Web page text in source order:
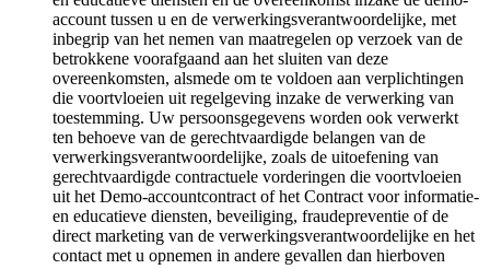
account tussen u en de verwerkingsverantwoordelijke, met
inbegrip van het nemen van maatregelen op verzoek van de
betrokkene voorafgaand aan het sluiten van deze
overeenkomsten, alsmede om te voldoen aan verplichtingen
die voortvloeien uit regelgeving inzake de verwerking van
toestemming. Uw persoonsgegevens worden ook verwerkt
ten behoeve van de gerechtvaardigde belangen van de
verwerkingsverantwoordelijke, zoals de uitoefening van
gerechtvaardigde contractuele vorderingen die voortvloeien
uit het Demo-accountcontract of het Contract voor informatie-
en educatieve diensten, beveiliging, fraudepreventie of de
direct marketing van de verwerkingsverantwoordelijke en het
contact met u opnemen in andere gevallen dan hierboven